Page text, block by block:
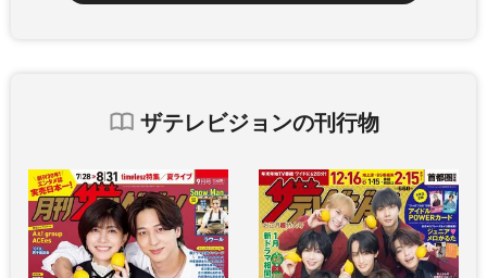
ザテレビジョンの刊行物